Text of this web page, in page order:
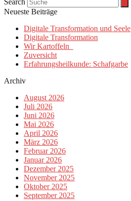
Search
Neueste Beiträge
Digitale Transformation und Seele
Digitale Transformation
Wir Kartoffeln
Zuversicht
Erfahrungsheilkunde: Schafgarbe
Archiv
August 2026
Juli 2026
Juni 2026
Mai 2026
April 2026
März 2026
Februar 2026
Januar 2026
Dezember 2025
November 2025
Oktober 2025
September 2025